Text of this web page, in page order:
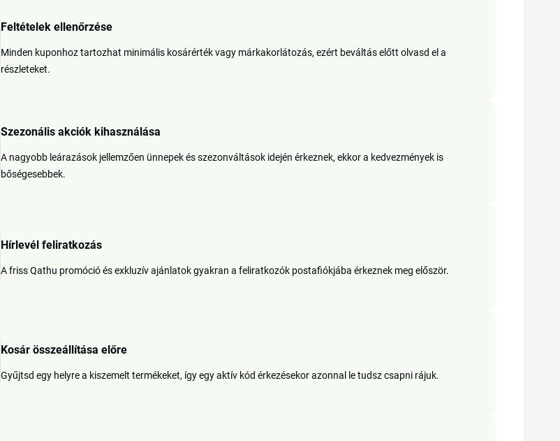
Feltételek ellenőrzése
Minden kuponhoz tartozhat minimális kosárérték vagy márkakorlátozás, ezért beváltás előtt olvasd el a
részleteket.
Szezonális akciók kihasználása
A nagyobb leárazások jellemzően ünnepek és szezonváltások idején érkeznek, ekkor a kedvezmények is
bőségesebbek.
Hírlevél feliratkozás
A friss Qathu promóció és exkluzív ajánlatok gyakran a feliratkozók postafiókjába érkeznek meg először.
Kosár összeállítása előre
Gyűjtsd egy helyre a kiszemelt termékeket, így egy aktív kód érkezésekor azonnal le tudsz csapni rájuk.